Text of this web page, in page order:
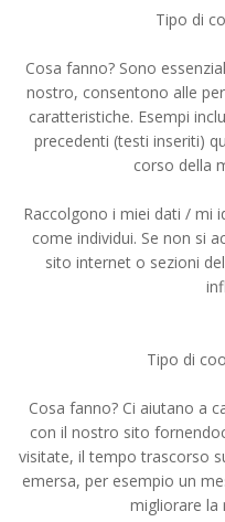
Tipo di
Cosa fanno? Sono
nostro, consentono alle
caratteristiche. Esempi
precedenti (testi inseriti)
corso della
Raccolgono i miei dati / mi
come individui. Se non si
sito internet o sezioni
Tipo di
Cosa fanno? Ci aiutano a
con il nostro sito
visitate, il tempo trascorso
emersa, per esempio un
migliorare la